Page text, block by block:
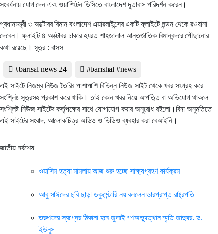
সংবর্ধনায় যোগ দেন এবং ওয়াশিংটন ডিসিতে বাংলাদেশ দূতাবাস পরিদর্শন করেন।
প্রধানমন্ত্রী ৩ অক্টোবর বিমান বাংলাদেশ এয়ারলাইন্সের একটি ফ্লাইটে লন্ডন থেকে রওয়ানা
দেবেন। ফ্লাইটি ৪ অক্টোবর ঢাকার হযরত শাহজালাল আন্তর্জাতিক বিমানবন্দরে পৌঁছানোর
কথা রয়েছে। সূত্র : বাসস
#barisal news 24
#barishal #news
এই সাইটে নিজম্ব নিউজ তৈরির পাশাপাশি বিভিন্ন নিউজ সাইট থেকে খবর সংগ্রহ করে
সংশ্লিষ্ট সূত্রসহ প্রকাশ করে থাকি। তাই কোন খবর নিয়ে আপত্তি বা অভিযোগ থাকলে
সংশ্লিষ্ট নিউজ সাইটের কর্তৃপক্ষের সাথে যোগাযোগ করার অনুরোধ রইলো।বিনা অনুমতিতে
এই সাইটের সংবাদ, আলোকচিত্র অডিও ও ভিডিও ব্যবহার করা বেআইনি।
জাতীয় সর্বশেষ
ওয়াসিম হত্যা মামলায় আজ শুরু হচ্ছে সাক্ষ্যগ্রহণ কার্যক্রম
আবু সাঈদের ছবি ছাড়া ডকুমেন্টারি নয় বললেন ভারপ্রাপ্ত রাষ্ট্রপতি
তরুণদের স্বপ্নের ঠিকানা হবে জুলাই গণঅভ্যুত্থান স্মৃতি জাদুঘর: ড.
ইউনূস